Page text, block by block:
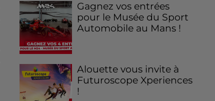
Gagnez vos entrées
pour le Musée du Sport
Automobile au Mans !
Alouette vous invite à
Futuroscope Xperiences
!